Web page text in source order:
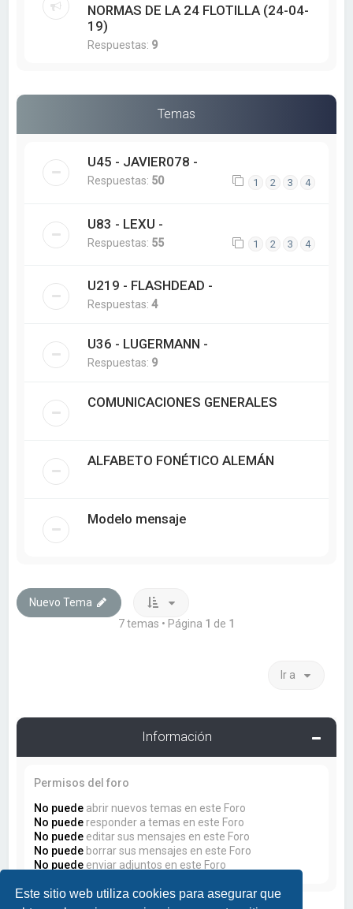
Este sitio web utiliza cookies para asegurar que
NORMAS DE LA 24 FLOTILLA (24-04-
19)
Respuestas: 9
Temas
U45 - JAVIER078 -
Respuestas: 50 1 2 3 4
U83 - LEXU -
Respuestas: 55 1 2 3 4
U219 - FLASHDEAD -
Respuestas:4
U36 - LUGERMANN -
Respuestas: 9
COMUNICACIONES GENERALES
ALFABETO FONÉTICO ALEMÁN
Modelo mensaje
Nuevo Tema
7 temas • Página 1 de 1
Ir a
Información
Permisos del foro
No puede abrir nuevos temas en este Foro
No puede responder a temas en este Foro
No puede editar sus mensajes en este Foro
No puede borrar sus mensajes en este Foro
No puede enviar adjuntos en este Foro